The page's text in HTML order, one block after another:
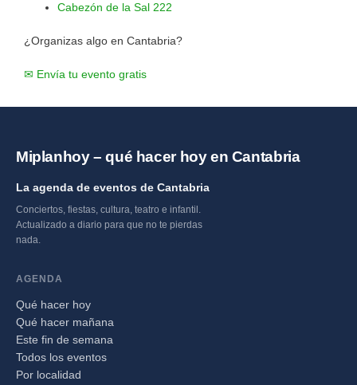
Cabezón de la Sal 222
¿Organizas algo en Cantabria?
✉ Envía tu evento gratis
Miplanhoy – qué hacer hoy en Cantabria
La agenda de eventos de Cantabria
Conciertos, fiestas, cultura, teatro e infantil.
Actualizado a diario para que no te pierdas
nada.
AGENDA
Qué hacer hoy
Qué hacer mañana
Este fin de semana
Todos los eventos
Por localidad